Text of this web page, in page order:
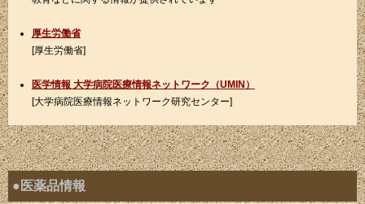
厚生労働省
[厚生労働省]
医学情報 大学病院医療情報ネットワーク（UMIN）
[大学病院医療情報ネットワーク研究センター]
●医薬品情報